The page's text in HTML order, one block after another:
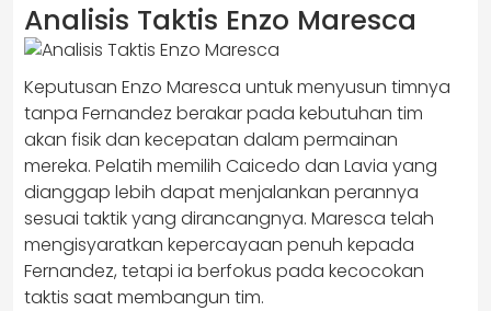
Analisis Taktis Enzo Maresca
Keputusan Enzo Maresca untuk menyusun timnya
tanpa Fernandez berakar pada kebutuhan tim
akan fisik dan kecepatan dalam permainan
mereka. Pelatih memilih Caicedo dan Lavia yang
dianggap lebih dapat menjalankan perannya
sesuai taktik yang dirancangnya. Maresca telah
mengisyaratkan kepercayaan penuh kepada
Fernandez, tetapi ia berfokus pada kecocokan
taktis saat membangun tim.